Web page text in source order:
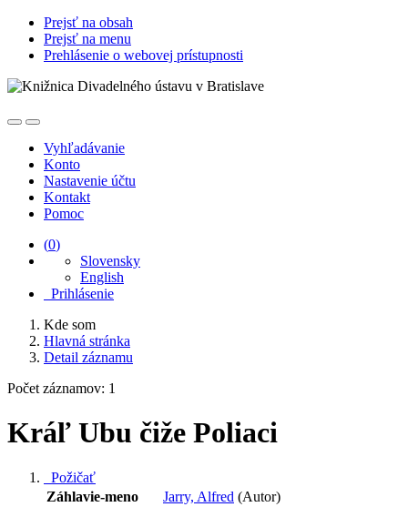
Prejsť na obsah
Prejsť na menu
Prehlásenie o webovej prístupnosti
Vyhľadávanie
Konto
Nastavenie účtu
Kontakt
Pomoc
(0)
Slovensky
English
Prihlásenie
Kde som
Hlavná stránka
Detail záznamu
Počet záznamov: 1
Kráľ Ubu čiže Poliaci
Požičať
Záhlavie-meno
Jarry, Alfred (Autor)